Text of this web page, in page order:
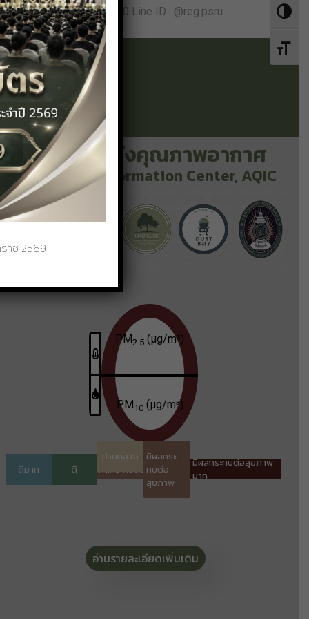
9602421 ,055-267050 Line ID : @reg.psru
ศูนย์เฝ้าระวังคุณภาพอากาศ
Air Quality Information Center, AQIC
อ่านรายละเอียดเพิ่มเติม
าช 2569